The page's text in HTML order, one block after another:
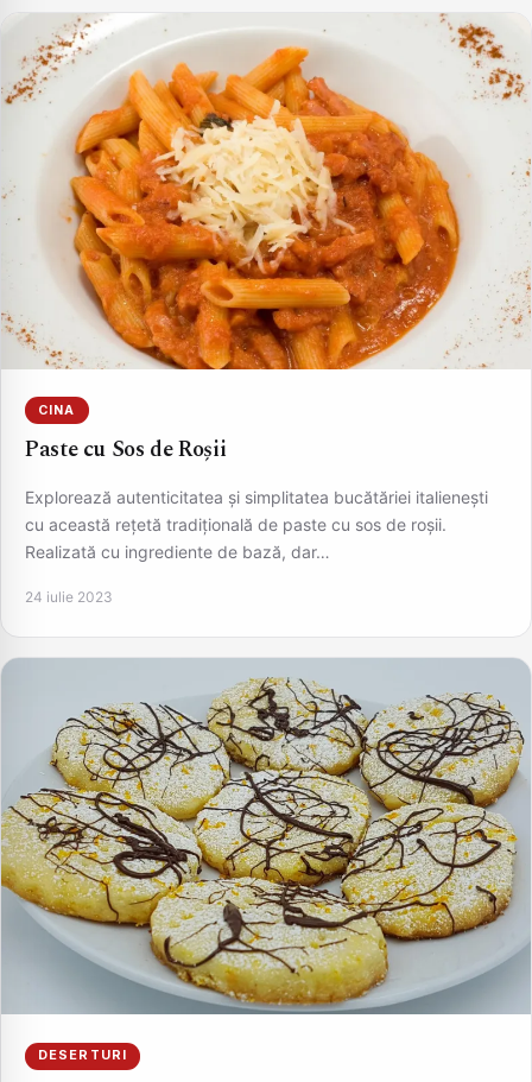
CINA
Paste cu Sos de Roșii
Explorează autenticitatea și simplitatea bucătăriei italienești
cu această rețetă tradițională de paste cu sos de roșii.
Realizată cu ingrediente de bază, dar…
24 iulie 2023
DESERTURI